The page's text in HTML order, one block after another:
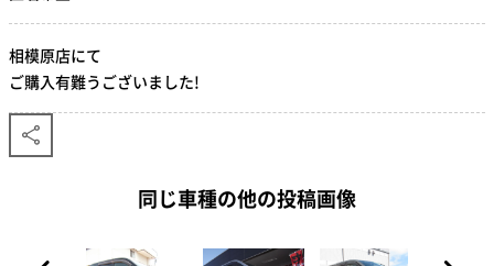
相模原店にて
ご購入有難うございました!
同じ車種の他の投稿画像